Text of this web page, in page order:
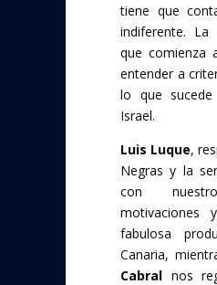
tiene que
indiferente. La
que comienza
entender a
lo que
Israel.
Luis Luque,
Negras y la
con
motivaciones
fabulosa
Canaria,
Cabral nos